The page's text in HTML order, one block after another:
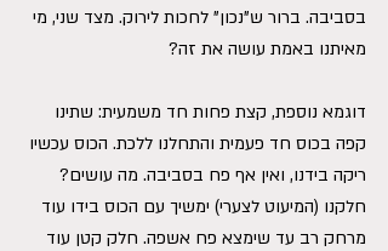
בסביבה. ברור ש”נכון” לחכות לירוק. מצד שני, מי
מאיתנו באמת עושה את זה?
דוגמא נוספת, קצת פחות חד משמעית: שתינו
קפה בכוס חד פעמית והתחלנו ללכת. הכוס עכשיו
ריקה בידנו, ואין אף פח בסביבה. מה עושים?
חלקנו (המיעוט לצערי) ימשיך עם הכוס בידו עוד
מרחק רב עד שימצא פח אשפה. חלק קטן עוד